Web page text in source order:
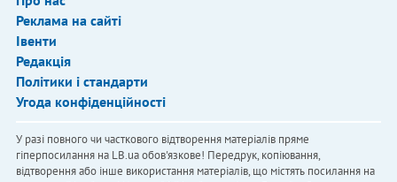
Реклама на сайті
Івенти
Редакція
Політики і стандарти
Угода конфіденційності
У разі повного чи часткового відтворення матеріалів пряме
гіперпосилання на LB.ua обов'язкове! Передрук, копіювання,
відтворення або інше використання матеріалів, що містять посилання на